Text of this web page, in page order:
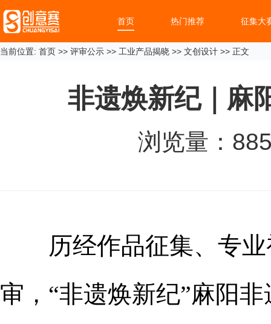
首页 热门推荐 征集大
当前位置: 首页 >> 评审公示 >> 工业产品揭晓 >> 文创设计 >> 正文
非遗焕新纪｜麻
浏览量：
历经作品征集、专
审，“非遗焕新纪”麻阳